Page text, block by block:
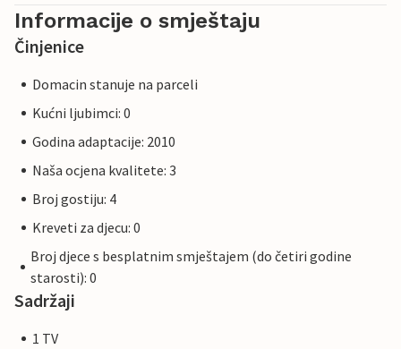
Informacije o smještaju
Činjenice
Domacin stanuje na parceli
Kućni ljubimci: 0
Godina adaptacije: 2010
Naša ocjena kvalitete: 3
Broj gostiju: 4
Kreveti za djecu: 0
Broj djece s besplatnim smještajem (do četiri godine
starosti): 0
Sadržaji
1 TV